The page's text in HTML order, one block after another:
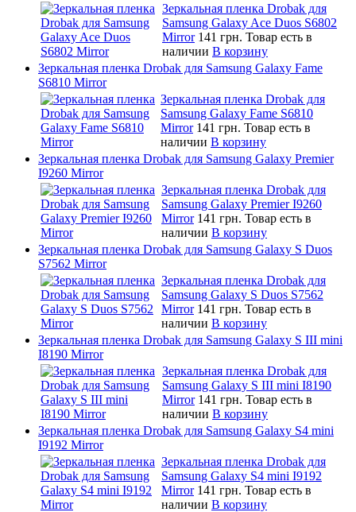
Зеркальная пленка Drobak для
Samsung Galaxy Ace Duos S6802
Mirror 141 грн. Товар есть в
наличии В корзину
Зеркальная пленка Drobak для Samsung Galaxy Fame
S6810 Mirror
Зеркальная пленка Drobak для
Samsung Galaxy Fame S6810
Mirror 141 грн. Товар есть в
наличии В корзину
Зеркальная пленка Drobak для Samsung Galaxy Premier
I9260 Mirror
Зеркальная пленка Drobak для
Samsung Galaxy Premier I9260
Mirror 141 грн. Товар есть в
наличии В корзину
Зеркальная пленка Drobak для Samsung Galaxy S Duos
S7562 Mirror
Зеркальная пленка Drobak для
Samsung Galaxy S Duos S7562
Mirror 141 грн. Товар есть в
наличии В корзину
Зеркальная пленка Drobak для Samsung Galaxy S III mini
I8190 Mirror
Зеркальная пленка Drobak для
Samsung Galaxy S III mini I8190
Mirror 141 грн. Товар есть в
наличии В корзину
Зеркальная пленка Drobak для Samsung Galaxy S4 mini
I9192 Mirror
Зеркальная пленка Drobak для
Samsung Galaxy S4 mini I9192
Mirror 141 грн. Товар есть в
наличии В корзину